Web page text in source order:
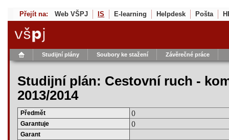
Přejít na: Web VŠPJ IS E-learning Helpdesk Pošta
Studijní plány Soubory ke stažení Závěrečné práce
Studijní plán: Cestovní ruch -
2013/2014
Předmět
()
Garantuje
()
Garant